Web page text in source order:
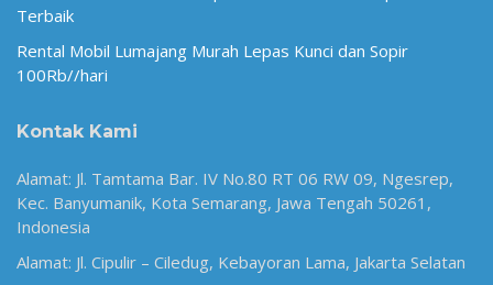
Terbaik
Rental Mobil Lumajang Murah Lepas Kunci dan Sopir
100Rb//hari
Kontak Kami
Alamat: Jl. Tamtama Bar. IV No.80 RT 06 RW 09, Ngesrep,
Kec. Banyumanik, Kota Semarang, Jawa Tengah 50261,
Indonesia
Alamat: Jl. Cipulir – Ciledug, Kebayoran Lama, Jakarta Selatan